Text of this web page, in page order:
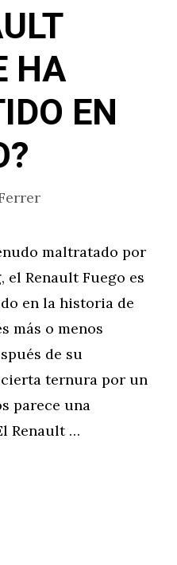
HA
EN
maltratado por
Renault Fuego es
en la historia de
más o menos
de su
ternura por un
parece una
Renault …